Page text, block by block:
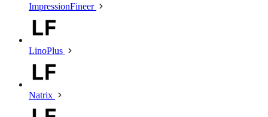
ImpressionFineer
LinoPlus
Natrix